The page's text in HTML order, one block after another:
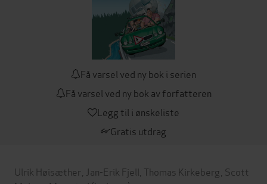
Få varsel ved ny bok i serien
Få varsel ved ny bok av forfatteren
Legg til i ønskeliste
Gratis utdrag
Ulrik Høisæther Jan-Erik Fjell Thomas Kirkeberg Scott